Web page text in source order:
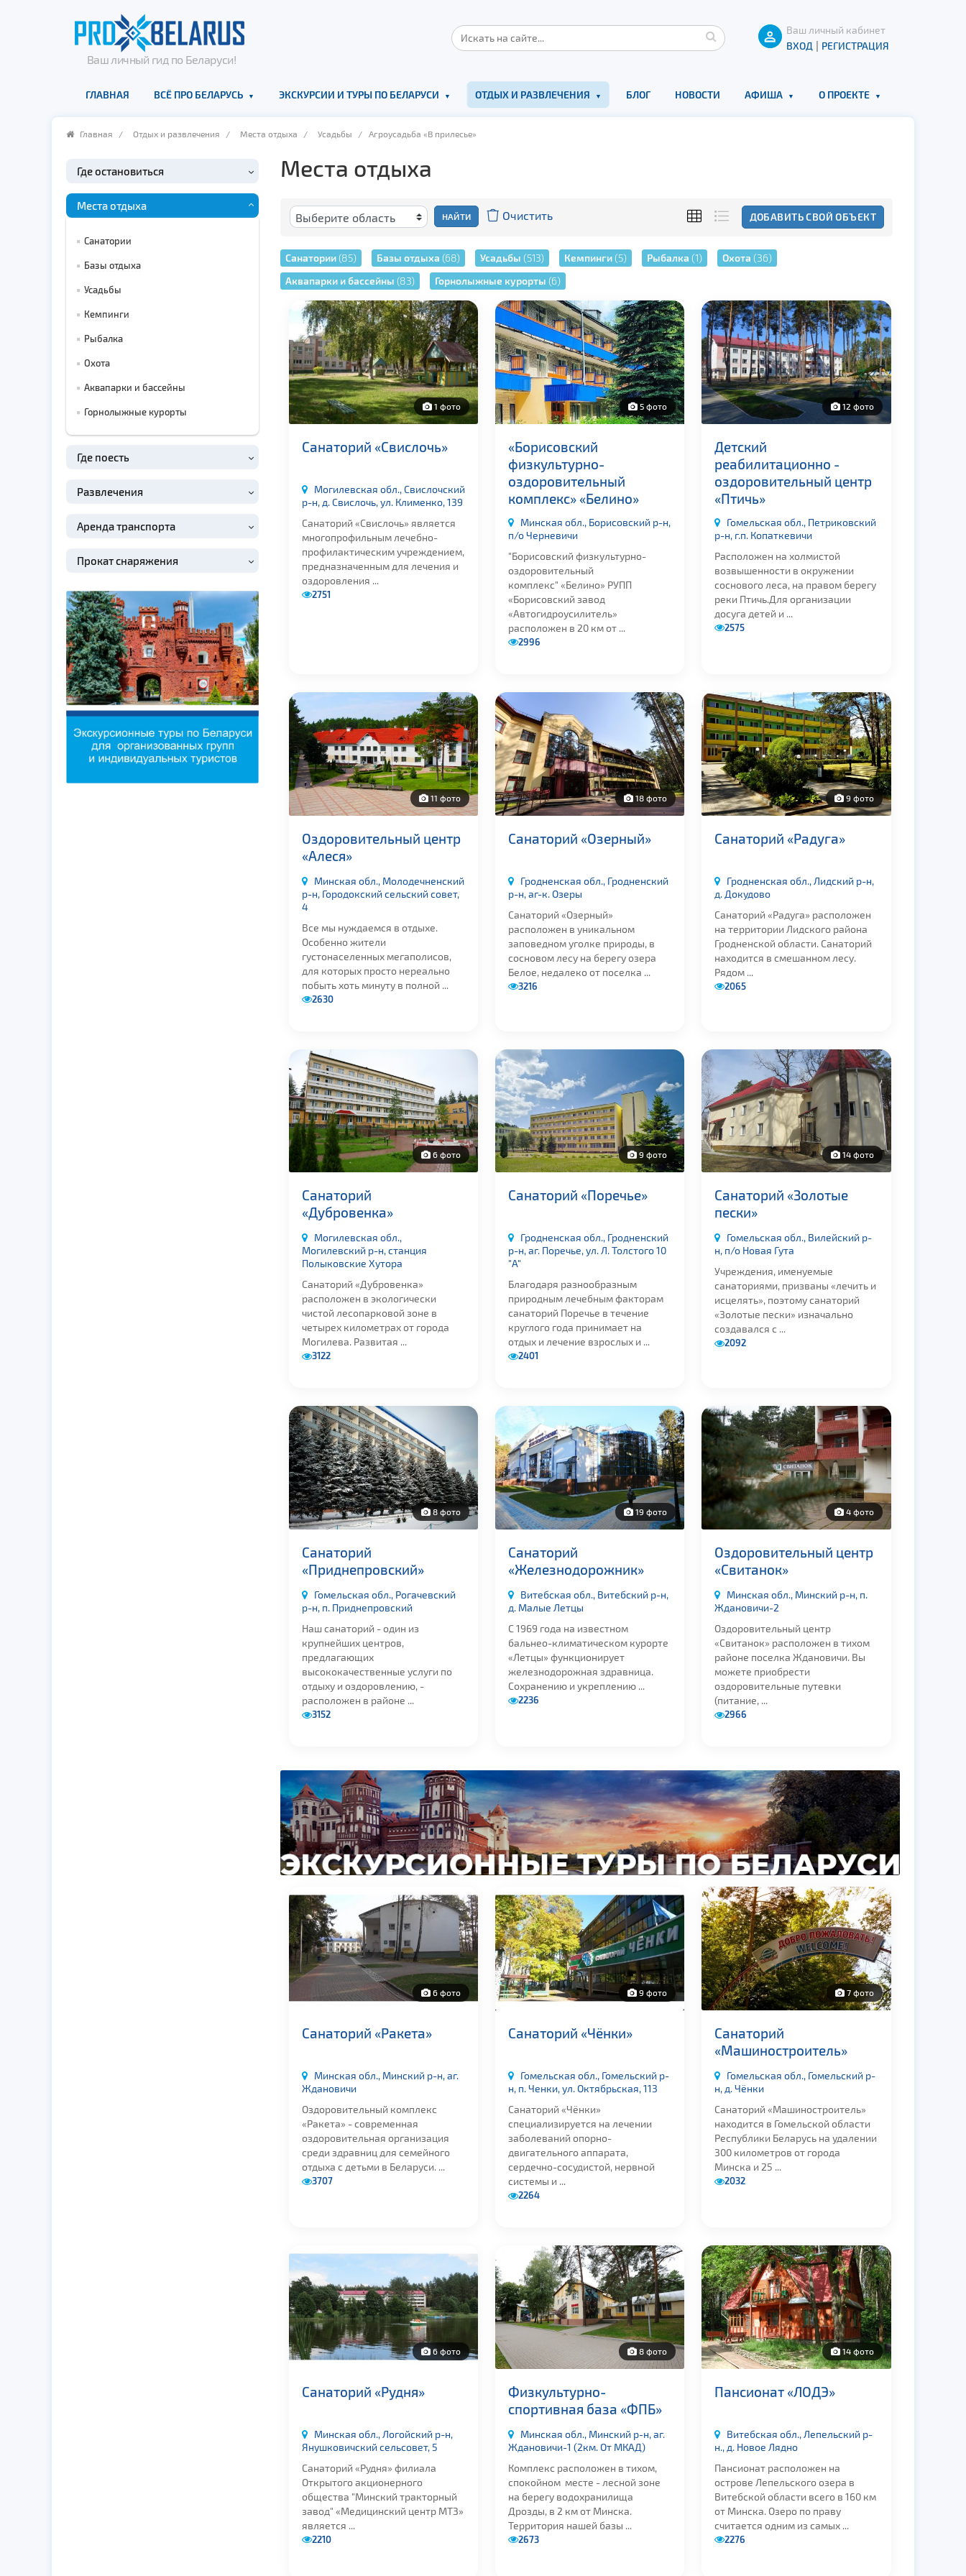
Ваш личный гид по Беларуси!
Ваш личный кабинет
ВХОД | РЕГИСТРАЦИЯ
ГЛАВНАЯ ВСЁ ПРО БЕЛАРУСЬ ЭКСКУРСИИ И ТУРЫ ПО БЕЛАРУСИ ОТДЫХ И РАЗВЛЕЧЕНИЯ БЛОГ НОВОСТИ АФИША О ПРОЕКТЕ
Главная / Отдых и развлечения / Места отдыха / Усадьбы / Агроусадьба «В прилесье»
Где остановиться
Места отдыха
Санатории
Базы отдыха
Усадьбы
Кемпинги
Рыбалка
Охота
Аквапарки и бассейны
Горнолыжные курорты
Где поесть
Развлечения
Аренда транспорта
Прокат снаряжения
Места отдыха
ДОБАВИТЬ СВОЙ ОБЪЕКТ
НАЙТИ Очистить
Санатории(85) Базы отдыха (68) Усадьбы (513) Кемпинги(5) Рыбалка (1) Охота (36)
Аквапарки и бассейны (83) Горнолыжные курорты (6)
1 фото
Санаторий «Свислочь»
Могилевская обл., Свислочский
р-н, д. Свислочь, ул. Клименко, 139
Санаторий «Свислочь» является
многопрофильным лечебно-
профилактическим учреждением,
предназначенным для лечения и
оздоровления ...
2751
5 фото
«Борисовский
физкультурно-
оздоровительный
комплекс» «Белино»
Минская обл., Борисовский р-н,
п/о Черневичи
"Борисовский физкультурно-
оздоровительный
комплекс" «Белино» РУПП
«Борисовский завод
«Автогидроусилитель»
расположен в 20 км от ...
2996
12 фото
Детский
реабилитационно -
оздоровительный центр
«Птичь»
Гомельская обл., Петриковский
р-н, г.п. Копаткевичи
Расположен на холмистой
возвышенности в окружении
соснового леса, на правом берегу
реки Птичь.Для организации
досуга детей и ...
2575
11 фото
Оздоровительный центр
«Алеся»
Минская обл., Молодечненский
р-н, Городокский сельский совет,
4
Все мы нуждаемся в отдыхе.
Особенно жители
густонаселенных мегаполисов,
для которых просто нереально
побыть хоть минуту в полной ...
2630
18 фото
Санаторий «Озерный»
Гродненская обл., Гродненский
р-н, аг-к. Озеры
Санаторий «Озерный»
расположен в уникальном
заповедном уголке природы, в
сосновом лесу на берегу озера
Белое, недалеко от поселка ...
3216
9 фото
Санаторий «Радуга»
Гродненская обл., Лидский р-н,
д. Докудово
Санаторий «Радуга» расположен
на территории Лидского района
Гродненской области. Санаторий
находится в смешанном лесу.
Рядом ...
2065
6 фото
Санаторий
«Дубровенка»
Могилевская обл.,
Могилевский р-н, станция
Полыковские Хутора
Санаторий «Дубровенка»
расположен в экологически
чистой лесопарковой зоне в
четырех километрах от города
Могилева. Развитая ...
3122
9 фото
Санаторий «Поречье»
Гродненская обл., Гродненский
р-н, аг. Поречье, ул. Л. Толстого 10
"А"
Благодаря разнообразным
природным лечебным факторам
санаторий Поречье в течение
круглого года принимает на
отдых и лечение взрослых и ...
2401
14 фото
Санаторий «Золотые
пески»
Гомельская обл., Вилейский р-
н, п/о Новая Гута
Учреждения, именуемые
санаториями, призваны «лечить и
исцелять», поэтому санаторий
«Золотые пески» изначально
создавался с ...
2092
8 фото
Санаторий
«Приднепровский»
Гомельская обл., Рогачевский
р-н, п. Приднепровский
Наш санаторий - один из
крупнейших центров,
предлагающих
высококачественные услуги по
отдыху и оздоровлению, -
расположен в районе ...
3152
19 фото
Санаторий
«Железнодорожник»
Витебская обл., Витебский р-н,
д. Малые Летцы
С 1969 года на известном
бальнео-климатическом курорте
«Летцы» функционирует
железнодорожная здравница.
Сохранению и укреплению ...
2236
4 фото
Оздоровительный центр
«Свитанок»
Минская обл., Минский р-н, п.
Ждановичи-2
Оздоровительный центр
«Свитанок» расположен в тихом
районе поселка Ждановичи. Вы
можете приобрести
оздоровительные путевки
(питание, ...
2966
6 фото
Санаторий «Ракета»
Минская обл., Минский р-н, аг.
Ждановичи
Оздоровительный комплекс
«Ракета» - современная
оздоровительная организация
среди здравниц для семейного
отдыха с детьми в Беларуси. ...
3707
9 фото
Санаторий «Чёнки»
Гомельская обл., Гомельский р-
н, п. Ченки, ул. Октябрьская, 113
Санаторий «Чёнки»
специализируется на лечении
заболеваний опорно-
двигательного аппарата,
сердечно-сосудистой, нервной
системы и ...
2264
7 фото
Санаторий
«Машиностроитель»
Гомельская обл., Гомельский р-
н, д. Чёнки
Санаторий «Машиностроитель»
находится в Гомельской области
Республики Беларусь на удалении
300 километров от города
Минска и 25 ...
2032
6 фото
Санаторий «Рудня»
Минская обл., Логойский р-н,
Янушковичский сельсовет, 5
Санаторий «Рудня» филиала
Открытого акционерного
общества "Минский тракторный
завод" «Медицинский центр МТЗ»
является ...
2210
8 фото
Физкультурно-
спортивная база «ФПБ»
Минская обл., Минский р-н, аг.
Ждановичи-1 (2км. От МКАД)
Комплекс расположен в тихом,
спокойном месте - лесной зоне
на берегу водохранилища
Дрозды, в 2 км от Минска.
Территория нашей базы ...
2673
14 фото
Пансионат «ЛОДЭ»
Витебская обл., Лепельский р-
н., д. Новое Лядно
Пансионат расположен на
острове Лепельского озера в
Витебской области всего в 160 км
от Минска. Озеро по праву
считается одним из самых ...
2276